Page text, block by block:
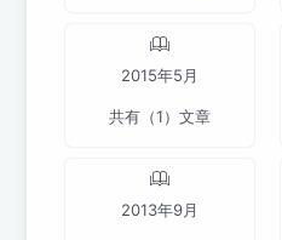
2015年5月
共有（1）文章
2013年9月